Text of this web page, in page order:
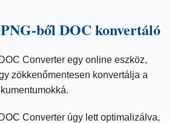
ből DOC konvertáló
Converter egy online eszköz,
zökkenőmentesen konvertálja a
Converter úgy lett optimalizálva,